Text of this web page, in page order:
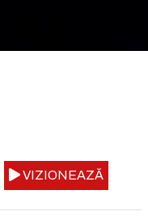
VIZIONEAZĂ